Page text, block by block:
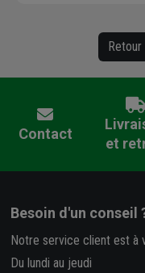
Contact
et
Besoin d'un conseil
Notre service client est à
Du lundi au jeudi